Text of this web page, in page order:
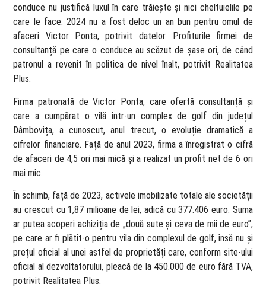
conduce nu justifică luxul în care trăiește și nici cheltuielile pe
care le face. 2024 nu a fost deloc un an bun pentru omul de
afaceri Victor Ponta, potrivit datelor. Profiturile firmei de
consultanță pe care o conduce au scăzut de șase ori, de când
patronul a revenit în politica de nivel înalt, potrivit Realitatea
Plus.
Firma patronată de Victor Ponta, care ofertă consultanță și
care a cumpărat o vilă într-un complex de golf din județul
Dâmbovița, a cunoscut, anul trecut, o evoluție dramatică a
cifrelor financiare. Față de anul 2023, firma a înregistrat o cifră
de afaceri de 4,5 ori mai mică și a realizat un profit net de 6 ori
mai mic.
În schimb, față de 2023, activele imobilizate totale ale societății
au crescut cu 1,87 milioane de lei, adică cu 377.406 euro. Suma
ar putea acoperi achiziția de „două sute și ceva de mii de euro”,
pe care ar fi plătit-o pentru vila din complexul de golf, însă nu și
prețul oficial al unei astfel de proprietăți care, conform site-ului
oficial al dezvoltatorului, pleacă de la 450.000 de euro fără TVA,
potrivit Realitatea Plus.